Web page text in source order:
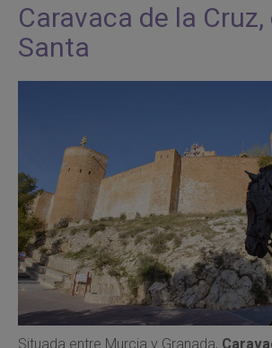
Caravaca de la
Santa
Situada entre Murcia y Granada,